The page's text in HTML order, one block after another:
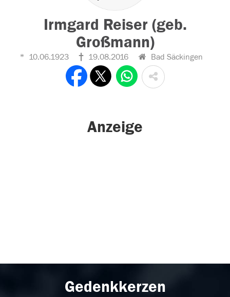
Irmgard Reiser (geb.
Großmann)
10.06.1923 19.08.2016 Bad Säckingen
Anzeige
Gedenkkerzen